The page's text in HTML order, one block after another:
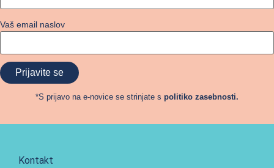
Vaš email naslov
*S prijavo na e-novice se strinjate s politiko zasebnosti.
Kontakt